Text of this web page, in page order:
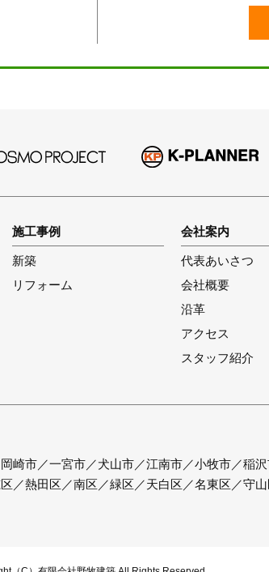
施工事例
新築
リフォーム
会社案内
代表あいさつ
会社概要
沿革
アクセス
スタッフ紹介
崎市／一宮市／犬山市／江南市／小牧市／稲
／熱田区／南区／緑区／天白区／名東区／守